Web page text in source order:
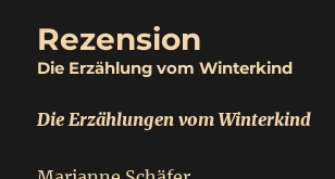
Rezension
Die Erzählung vom Winterkind
Die Erzählungen vom Winterkind